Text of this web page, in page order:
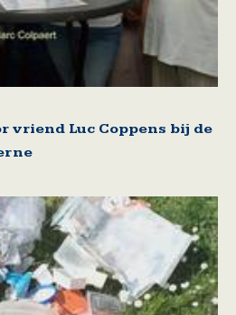
vriend Luc Coppens bij de